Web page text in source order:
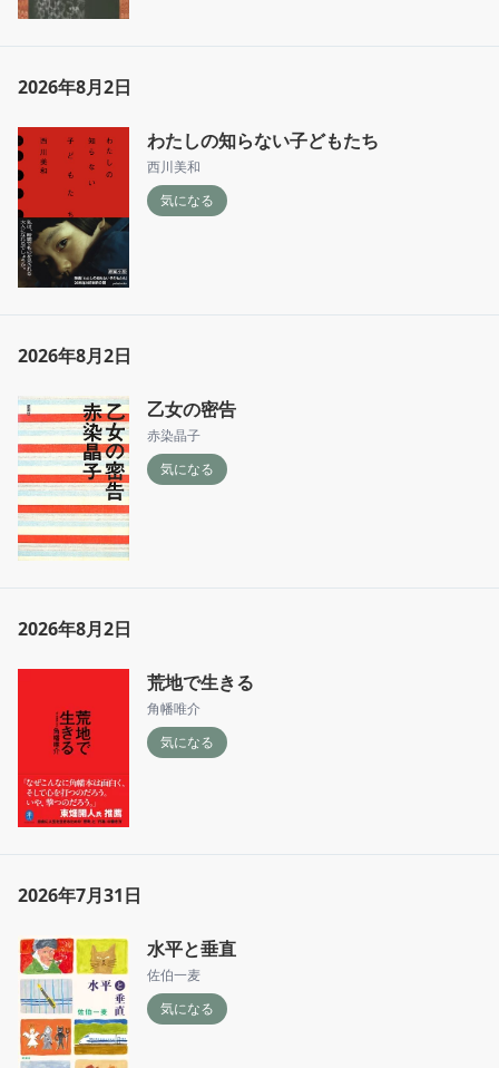
2026年8月2日
わたしの知らない子どもたち
西川美和
気になる
2026年8月2日
乙女の密告
赤染晶子
気になる
2026年8月2日
荒地で生きる
角幡唯介
気になる
2026年7月31日
水平と垂直
佐伯一麦
気になる